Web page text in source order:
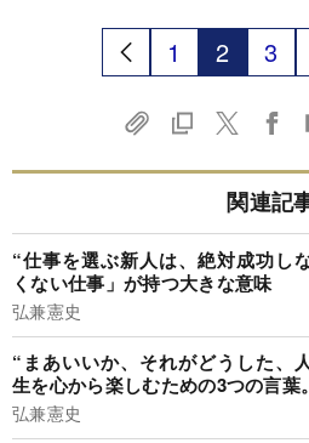
1 2 3
関連記
“仕事を選ぶ新人は、絶対成功し
くない仕事」が持つ大きな意味
弘兼憲史
“まあいいか、それがどうした、
生を心から楽しむための3つの言葉。
弘兼憲史